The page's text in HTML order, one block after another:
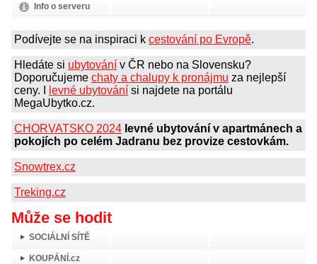
Info o serveru
Podívejte se na inspiraci k cestování po Evropě.
Hledáte si ubytování v ČR nebo na Slovensku?
Doporučujeme chaty a chalupy k pronájmu za nejlepší
ceny. I
levné ubytování si najdete na portálu
MegaUbytko.cz.
CHORVATSKO 2024 levné ubytování v apartmánech a
pokojích po celém Jadranu bez provize cestovkám.
Snowtrex.cz
Treking.cz
Může se hodit
SOCIÁLNÍ SÍTĚ
KOUPÁNÍ.cz